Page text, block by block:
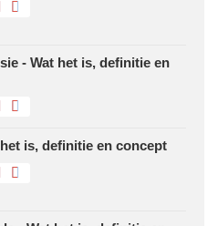
- Wat het is, definitie en
is, definitie en concept